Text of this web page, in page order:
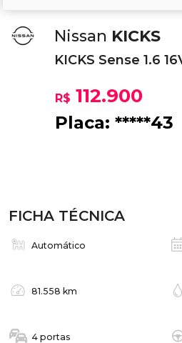
Nissan KICKS
KICKS Sense 1.6
R$ 112.900
Placa: *****43
FICHA TÉCNICA
Automático
81.558 km
4 portas